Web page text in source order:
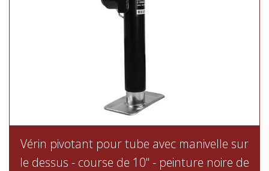
Vérin pivotant pour tube avec manivelle sur
le dessus - course de 10" - peinture noire de